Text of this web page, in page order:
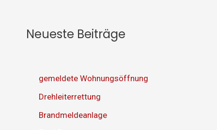
Neueste Beiträge
gemeldete Wohnungsöffnung
Drehleiterrettung
Brandmeldeanlage